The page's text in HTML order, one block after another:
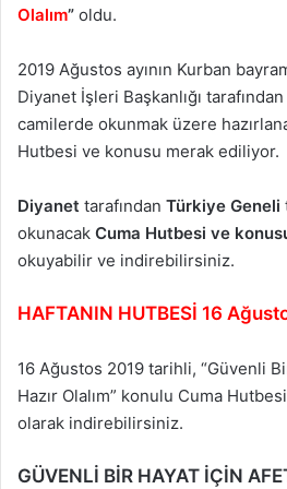
Olalım” oldu.
2019 Ağustos ayının Kurban
Diyanet İşleri Başkanlığı
camilerde okunmak üzere
Hutbesi ve konusu merak ediliyor.
Diyanet tarafından Türkiye Geneli
okunacak Cuma Hutbesi ve
okuyabilir ve indirebilirsiniz.
HAFTANIN HUTBESİ 16
16 Ağustos 2019 tarihli, “Güvenli
Hazır Olalım” konulu Cuma
olarak indirebilirsiniz.
GÜVENLİ BİR HAYAT İÇİN